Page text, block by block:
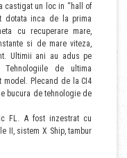
castigat un loc in “hall of
dotata inca de la prima
cu recuperare mare,
si de mare viteza,
Ultimii ani au adus pe
Tehnologiile de ultima
model. Plecand de la CI4
bucura de tehnologie de
FL. A fost inzestrat cu
II, sistem X Ship, tambur